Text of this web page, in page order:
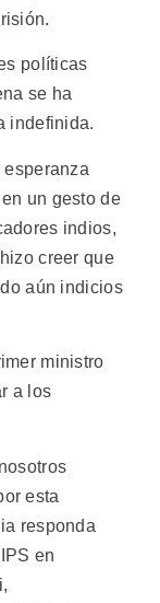
políticas
se ha
indefinida.
esperanza
un gesto de
indios,
creer que
aún indicios
ministro
a los
esta
responda
en